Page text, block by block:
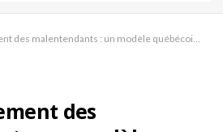
Accompagnement des malentendants : un modèle québécois à suivre ?
des